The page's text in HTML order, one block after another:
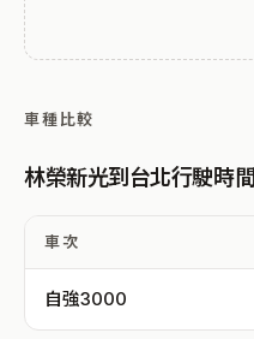
車種比較
林榮新光到台北行駛時間
車次
自強3000